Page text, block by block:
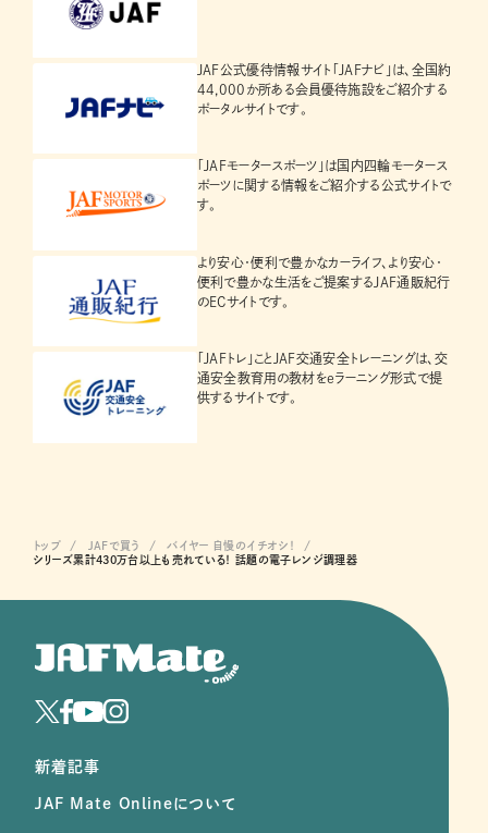
JAF公式優待情報サイト「JAFナビ」は、全国約
44,000か所ある会員優待施設をご紹介する
ポータルサイトです。
「JAFモータースポーツ」は国内四輪モータース
ポーツに関する情報をご紹介する公式サイトで
す。
より安心・便利で豊かなカーライフ、より安心・
便利で豊かな生活をご提案するJAF通販紀行
のECサイトです。
「JAFトレ」ことJAF交通安全トレーニングは、交
通安全教育用の教材をeラーニング形式で提
供するサイトです。
トップ JAFで買う
バイヤー 自慢のイチオシ！
シリーズ累計430万台以上も売れている！ 話題の電子レンジ調理器
新着記事
JAF Mate Onlineについて